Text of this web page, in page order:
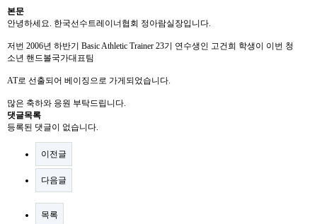
본문
안녕하세요. 한국선수트레이너협회 정아람실장입니다.
저번 2006년 하반기 Basic Athletic Trainer 23기 연수생인 고건희 학생이 이번 청
소년 핸드볼국가대표팀
AT로 선출되어 베이징으로 가게되었습니다.
많은 축하와 응원 부탁드립니다.
댓글목록
등록된 댓글이 없습니다.
이전글
다음글
목록